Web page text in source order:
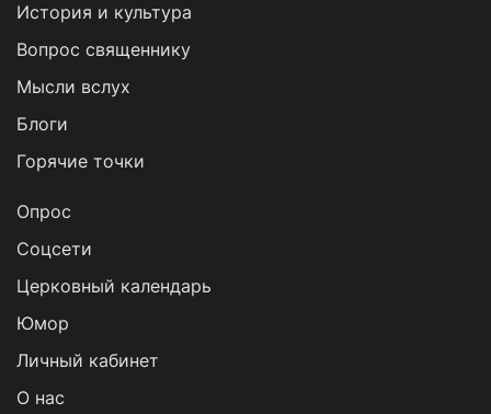
История и культура
Вопрос священнику
Мысли вслух
Блоги
Горячие точки
Опрос
Cоцсети
Церковный календарь
Юмор
Личный кабинет
О нас